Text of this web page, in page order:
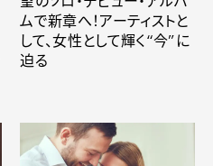
ムで新章へ！アーティストと
して、女性として輝く“今”に
迫る